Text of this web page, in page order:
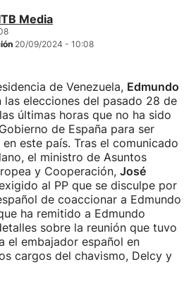
Media
20/09/2024 - 10:08
de Venezuela, Edmundo
las elecciones del pasado 28 de
últimas horas que no ha sido
de España para ser
este país. Tras el comunicado
el ministro de Asuntos
y Cooperación, José
al PP que se disculpe por
de coaccionar a Edmundo
ha remitido a Edmundo
sobre la reunión que tuvo
el embajador español en
cargos del chavismo, Delcy y